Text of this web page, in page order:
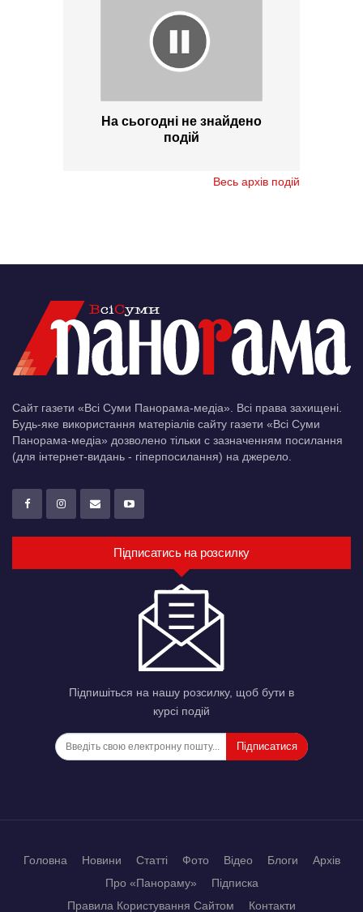
На сьогодні не знайдено
подій
Весь архів подій
Сайт газети «Всі Суми Панорама-медіа». Всі права захищені.
Будь-яке використання матеріалів сайту газети «Всі Суми
Панорама-медіа» дозволено тільки c зазначенням посилання
(для інтернет-видань - гіперпосилання) на джерело.
Підписатись на розсилку
Підпишіться на нашу розсилку, щоб бути в
курсі подій
Підписатися
Головна Новини Статті Фото Відео Блоги
Архів
Про «Панораму»
Підписка
Правила Користування Сайтом
Контакти